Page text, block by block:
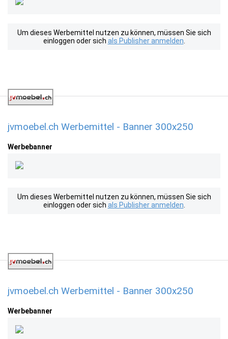
Um dieses Werbemittel nutzen zu können, müssen Sie sich
einloggen oder sich als Publisher anmelden
jvmoebel.ch Werbemittel - Banner 300x250
Werbebanner
Um dieses Werbemittel nutzen zu können, müssen Sie sich
einloggen oder sich als Publisher anmelden
jvmoebel.ch Werbemittel - Banner 300x250
Werbebanner